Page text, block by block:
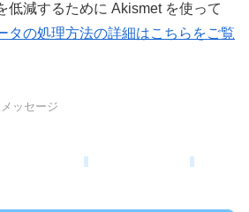
低減するために Akismet を使って
タの処理方法の詳細はこちらをご覧
メッセージ